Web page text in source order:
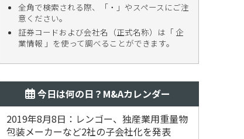
全角で検索される際、「・」やスペースにご注
意ください。
証券コードおよび会社名（正式名称）は「 企
業情報 」を使って調べることができます。
今日は何の日？M&Aカレンダー
2019年8月8日：レンゴー、独産業用重量物
包装メーカーなど2社の子会社化を発表